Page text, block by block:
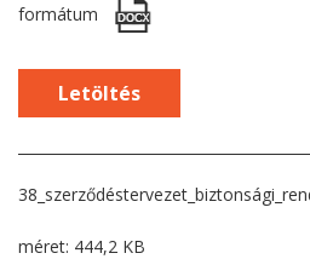
formátum
Letöltés
méret: 444,2 KB